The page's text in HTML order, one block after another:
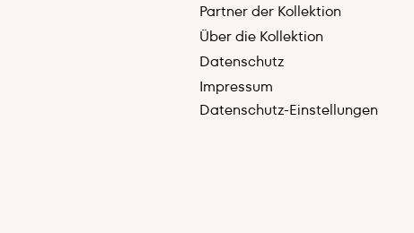
Partner der Kollektion
Über die Kollektion
Datenschutz
Impressum
Datenschutz-Einstellungen